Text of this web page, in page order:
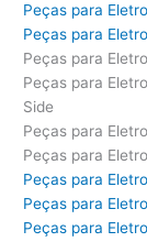
Peças para
Peças para
Peças para
Peças para
Side
Peças para
Peças para
Peças para
Peças para
Peças para